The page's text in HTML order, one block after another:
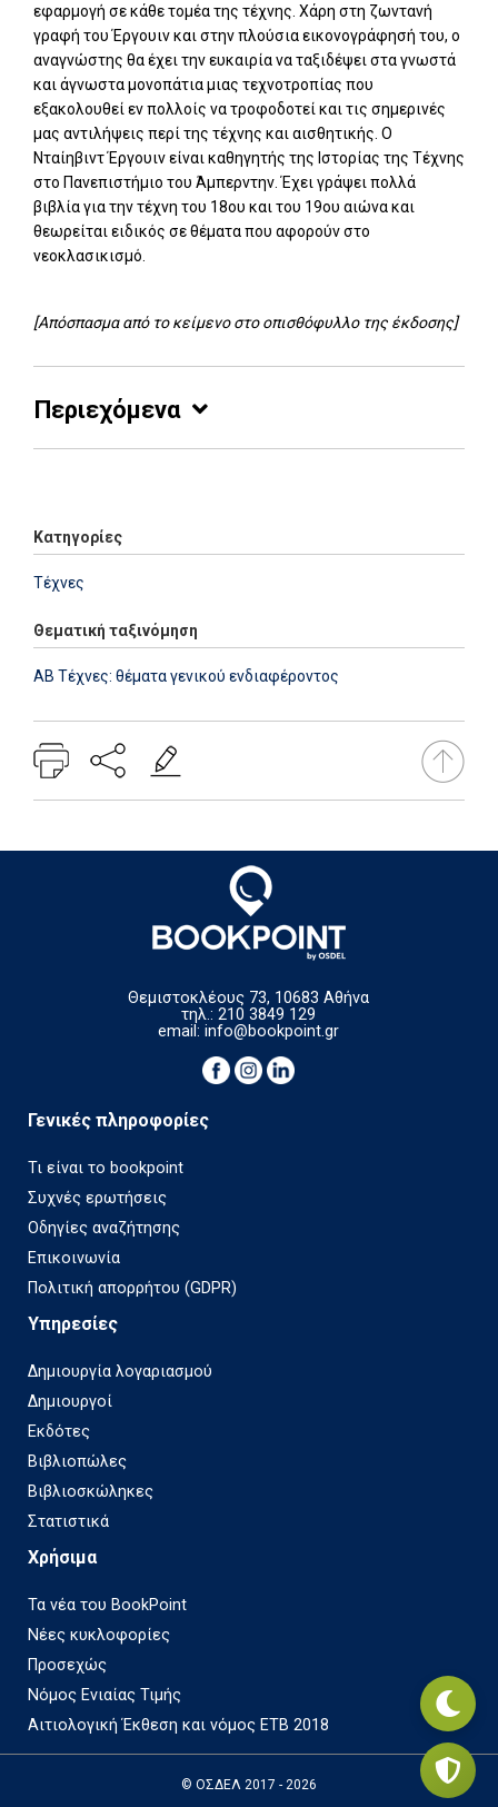
εφαρμογή σε κάθε τομέα της τέχνης. Χάρη στη ζωντανή
γραφή του Έργουιν και στην πλούσια εικονογράφησή του, ο
αναγνώστης θα έχει την ευκαιρία να ταξιδέψει στα γνωστά
και άγνωστα μονοπάτια μιας τεχνοτροπίας που
εξακολουθεί εν πολλοίς να τροφοδοτεί και τις σημερινές
μας αντιλήψεις περί της τέχνης και αισθητικής. Ο
Νταίηβιντ Έργουιν είναι καθηγητής της Ιστορίας της Τέχνης
στο Πανεπιστήμιο του Άμπερντην. Έχει γράψει πολλά
βιβλία για την τέχνη του 18ου και του 19ου αιώνα και
θεωρείται ειδικός σε θέματα που αφορούν στο
νεοκλασικισμό.
[Απόσπασμα από το κείμενο στο οπισθόφυλλο της έκδοσης]
Περιεχόμενα
Κατηγορίες
Τέχνες
Θεματική ταξινόμηση
AB Τέχνες: θέματα γενικού ενδιαφέροντος
Θεμιστοκλέους 73, 10683 Αθήνα
τηλ.: 210 3849 129
email:info@bookpoint.gr
Γενικές πληροφορίες
Τι είναι το bookpoint
Συχνές ερωτήσεις
Οδηγίες αναζήτησης
Επικοινωνία
Πολιτική απορρήτου (GDPR)
Υπηρεσίες
Δημιουργία λογαριασμού
Δημιουργοί
Εκδότες
Βιβλιοπώλες
Βιβλιοσκώληκες
Στατιστικά
Χρήσιμα
Τα νέα του BookPoint
Νέες κυκλοφορίες
Προσεχώς
Νόμος Ενιαίας Τιμής
Αιτιολογική Έκθεση και νόμος ΕΤΒ 2018
© ΟΣΔΕΛ 2017 - 2026